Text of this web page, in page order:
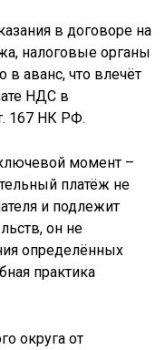
в договоре на
налоговые органы
в аванс, что влечёт
НДС в
167 НК РФ.
момент –
платёж не
и подлежит
он не
определённых
практика
округа от